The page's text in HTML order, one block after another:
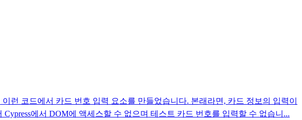
코드에서 카드 번호 입력 요소를 만들었습니다. 본래라면, 카드 정보의 입력이
에서 DOM에 액세스할 수 없으며 테스트 카드 번호를 입력할 수 없습니...